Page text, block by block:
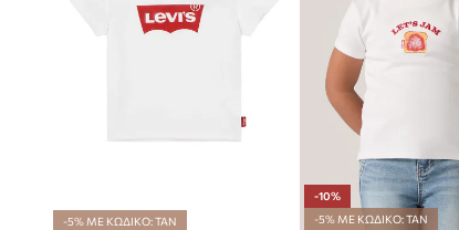
-5% ΜΕ ΚΩΔΙΚΟ: TAN
-10%
-5% ΜΕ ΚΩΔΙΚΟ: TAN